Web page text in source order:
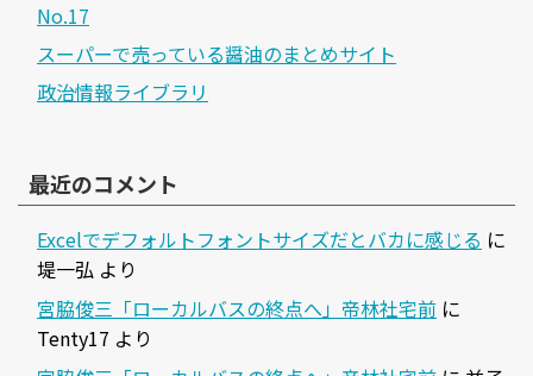
No.17
スーパーで売っている醤油のまとめサイト
政治情報ライブラリ
最近のコメント
Excelでデフォルトフォントサイズだとバカに感じる に
堤一弘 より
宮脇俊三「ローカルバスの終点へ」帝林社宅前 に
Tenty17 より